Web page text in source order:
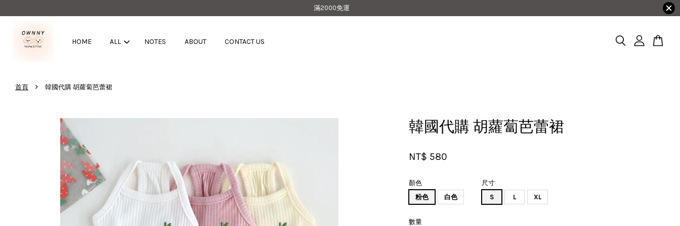
滿2000免運
HOME ALL NOTES ABOUT CONTACT US
首頁 › 韓國代購 胡蘿蔔芭蕾裙
韓國代購 胡蘿蔔芭蕾裙
NT$ 580
顏色
粉色
白色
尺寸
S
L XL
數量